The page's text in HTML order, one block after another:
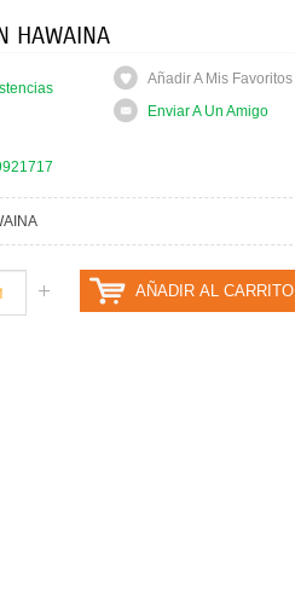
HAWAINA
Añadir A Mis Favoritos
Enviar A Un Amigo
AÑADIR AL CARRITO